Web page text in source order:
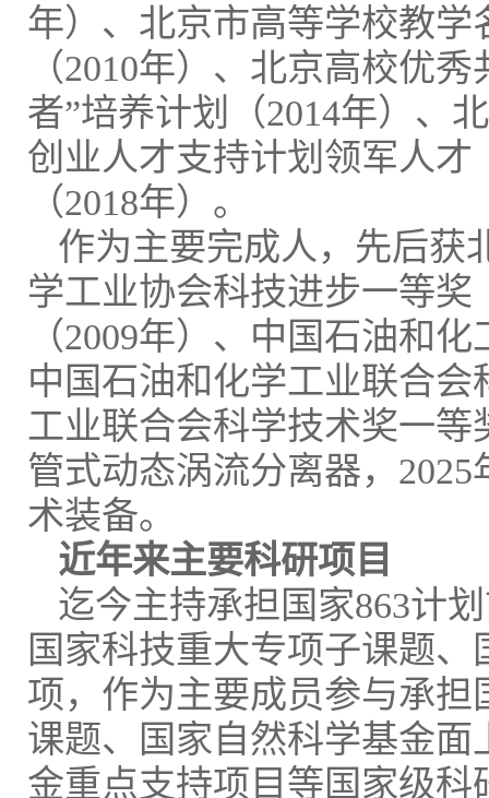
年）、北京市高等学校教学
（2010年）、北京高校优
者”培养计划（2014年）、
创业人才支持计划领军人才
（2018年）。
作为主要完成人，先后获
学工业协会科技进步一等奖
（2009年）、中国石油和
中国石油和化学工业联合
工业联合会科学技术奖一等
管式动态涡流分离器，
术装备。
近年来主要科研项目
迄今主持承担国家863计
国家科技重大专项子课题
项，作为主要成员参与承担
课题、国家自然科学基金
金重点支持项目等国家级